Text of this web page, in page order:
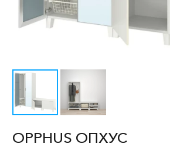
OPPHUS ОПХУС